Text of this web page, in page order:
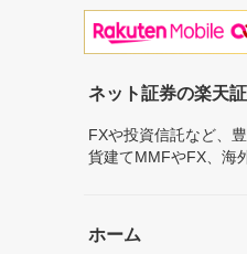
ネット証券の楽天
FXや投資信託など、
貨建てMMFやFX、海
ホーム